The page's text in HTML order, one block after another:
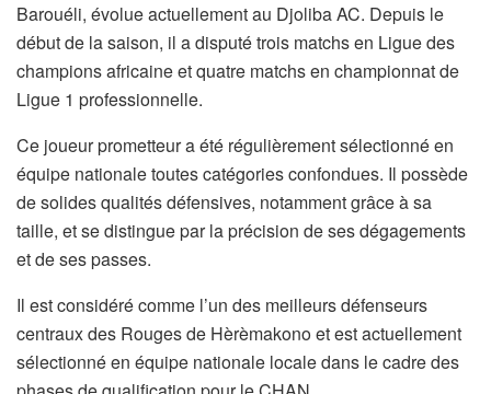
Barouéli, évolue actuellement au Djoliba AC. Depuis le
début de la saison, il a disputé trois matchs en Ligue des
champions africaine et quatre matchs en championnat de
Ligue 1 professionnelle.
Ce joueur prometteur a été régulièrement sélectionné en
équipe nationale toutes catégories confondues. Il possède
de solides qualités défensives, notamment grâce à sa
taille, et se distingue par la précision de ses dégagements
et de ses passes.
Il est considéré comme l’un des meilleurs défenseurs
centraux des Rouges de Hèrèmakono et est actuellement
sélectionné en équipe nationale locale dans le cadre des